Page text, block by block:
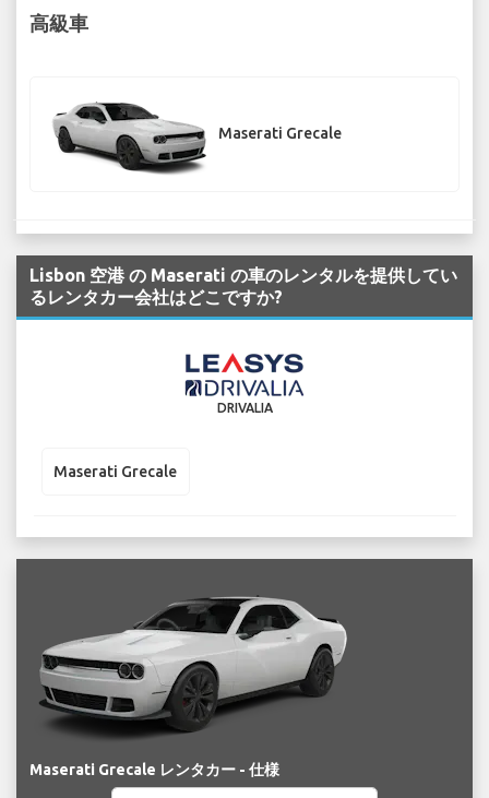
高級車
Maserati Grecale
Lisbon 空港 の Maserati の車のレンタルを提供してい
るレンタカー会社はどこですか?
DRIVALIA
Maserati Grecale
Maserati Grecale レンタカー - 仕様